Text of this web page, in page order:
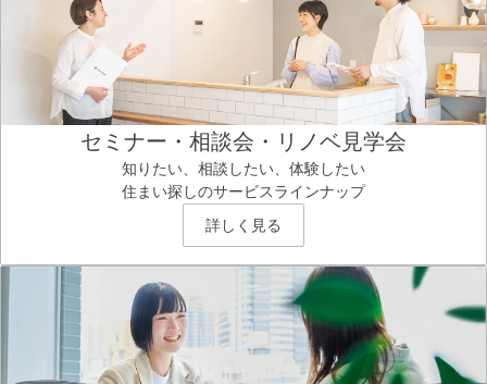
セミナー・相談会・リノベ見学会
知りたい、相談したい、体験したい
住まい探しのサービスラインナップ
詳しく見る